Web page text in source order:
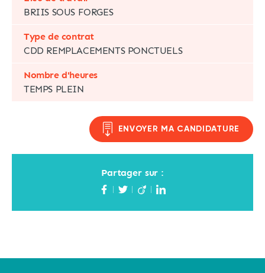
BRIIS SOUS FORGES
Type de contrat
CDD REMPLACEMENTS PONCTUELS
Nombre d'heures
TEMPS PLEIN
ENVOYER MA CANDIDATURE
Partager sur :